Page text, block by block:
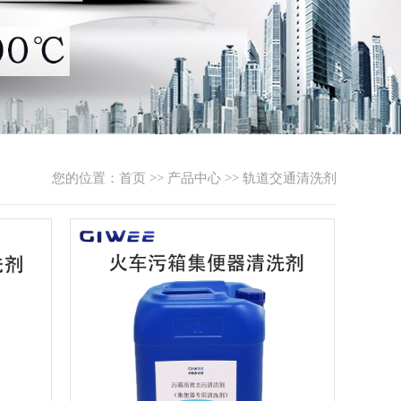
您的位置： 首页 >> 产品中心 >> 轨道交通清洗剂